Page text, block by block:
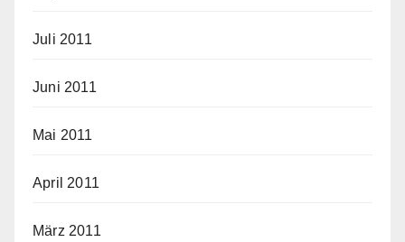
Juli 2011
Juni 2011
Mai 2011
April 2011
März 2011